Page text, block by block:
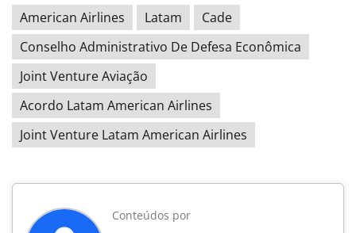
American Airlines Latam
Cade
Conselho Administrativo De Defesa Econômica
Joint Venture Aviação
Acordo Latam American Airlines
Joint Venture Latam American Airlines
Conteúdos por